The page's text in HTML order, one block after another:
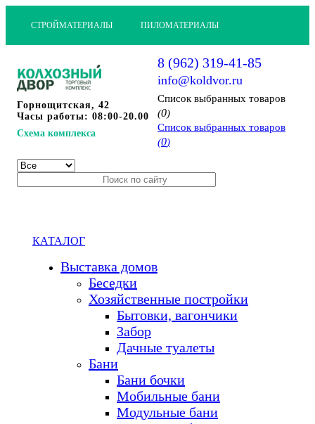
СТРОЙМАТЕРИАЛЫ ПИЛОМАТЕРИАЛЫ
Горнощитская, 42
Часы работы: 08:00-20.00
Схема комплекса
8 (962) 319-41-85
info@koldvor.ru
Cписок выбранных товаров
(0)
Cписок выбранных товаров
(0)
КАТАЛОГ
Выставка домов
Беседки
Хозяйственные постройки
Бытовки, вагончики
Забор
Дачные туалеты
Бани
Бани бочки
Мобильные бани
Модульные бани